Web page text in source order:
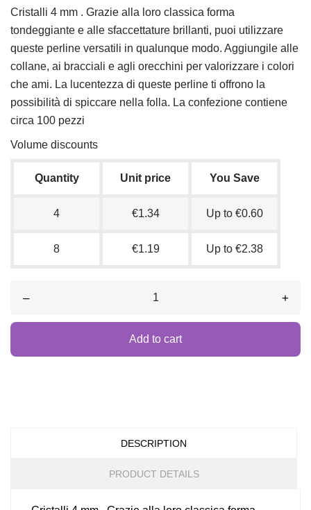
Cristalli 4 mm . Grazie alla loro classica forma
tondeggiante e alle sfaccettature brillanti, puoi utilizzare
queste perline versatili in qualunque modo. Aggiungile alle
collane, ai bracciali e agli orecchini per valorizzare i colori
che ami. La lucentezza di queste perline ti offrono la
possibilità di spiccare nella folla. La confezione contiene
circa 100 pezzi
Volume discounts
Quantity Unit price You Save
4 €1.34 Up to €0.60
8 €1.19 Up to €2.38
– +
Add to cart
DESCRIPTION
PRODUCT DETAILS